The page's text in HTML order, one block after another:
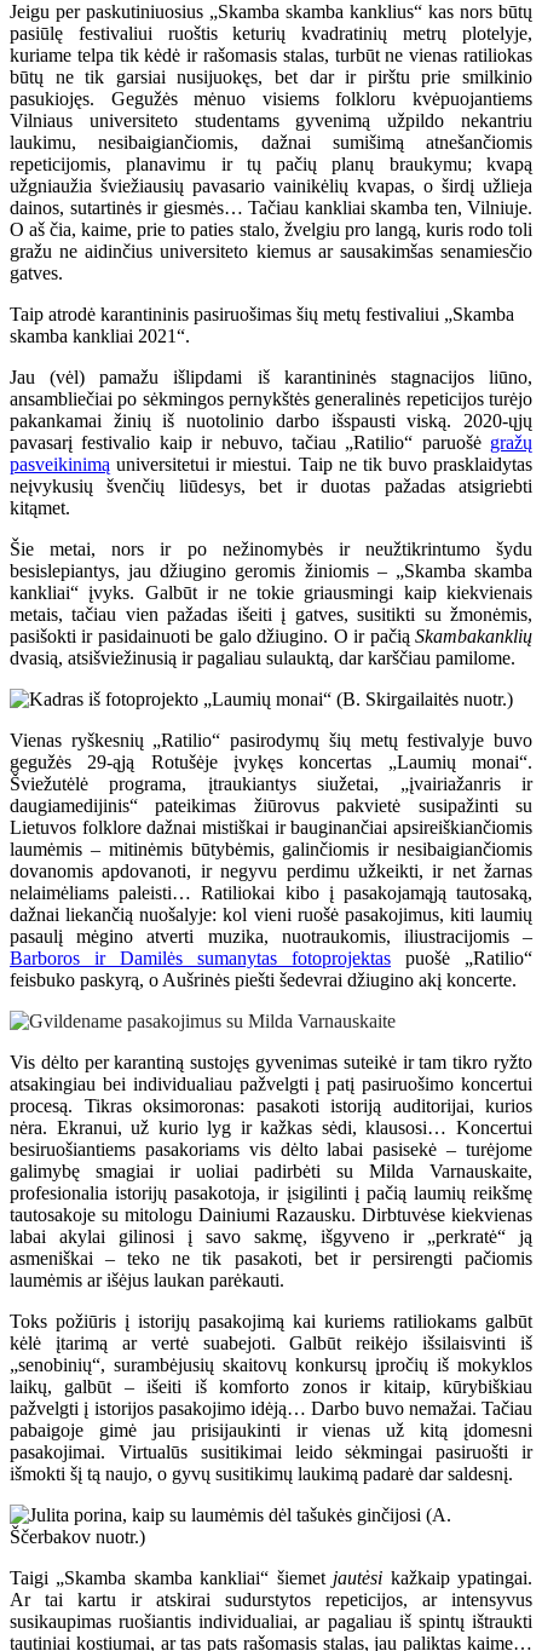
Jeigu per paskutiniuosius „Skamba skamba kanklius“ kas nors būtų
pasiūlę festivaliui ruoštis keturių kvadratinių metrų plotelyje,
kuriame telpa tik kėdė ir rašomasis stalas, turbūt ne vienas ratiliokas
būtų ne tik garsiai nusijuokęs, bet dar ir pirštu prie smilkinio
pasukiojęs. Gegužės mėnuo visiems folkloru kvėpuojantiems
Vilniaus universiteto studentams gyvenimą užpildo nekantriu
laukimu, nesibaigiančiomis, dažnai sumišimą atnešančiomis
repeticijomis, planavimu ir tų pačių planų braukymu; kvapą
užgniaužia šviežiausių pavasario vainikėlių kvapas, o širdį užlieja
dainos, sutartinės ir giesmės… Tačiau kankliai skamba ten, Vilniuje.
O aš čia, kaime, prie to paties stalo, žvelgiu pro langą, kuris rodo toli
gražu ne aidinčius universiteto kiemus ar sausakimšas senamiesčio
gatves.
Taip atrodė karantininis pasiruošimas šių metų festivaliui „Skamba
skamba kankliai 2021“.
Jau (vėl) pamažu išlipdami iš karantininės stagnacijos liūno,
ansambliečiai po sėkmingos pernykštės generalinės repeticijos turėjo
pakankamai žinių iš nuotolinio darbo išspausti viską. 2020-ųjų
pavasarį festivalio kaip ir nebuvo, tačiau „Ratilio“ paruošė gražų
pasveikinimą universitetui ir miestui. Taip ne tik buvo prasklaidytas
neįvykusių švenčių liūdesys, bet ir duotas pažadas atsigriebti
kitąmet.
Šie metai, nors ir po nežinomybės ir neužtikrintumo šydu
besislepiantys, jau džiugino geromis žiniomis – „Skamba skamba
kankliai“ įvyks. Galbūt ir ne tokie griausmingi kaip kiekvienais
metais, tačiau vien pažadas išeiti į gatves, susitikti su žmonėmis,
pasišokti ir pasidainuoti be galo džiugino. O ir pačią Skambakanklių
dvasią, atsišviežinusią ir pagaliau sulauktą, dar karščiau pamilome.
Vienas ryškesnių „Ratilio“ pasirodymų šių metų festivalyje buvo
gegužės 29-ąją Rotušėje įvykęs koncertas „Laumių monai“.
Šviežutėlė programa, įtraukiantys siužetai, „įvairiažanris ir
daugiamedijinis“ pateikimas žiūrovus pakvietė susipažinti su
Lietuvos folklore dažnai mistiškai ir bauginančiai apsireiškiančiomis
laumėmis – mitinėmis būtybėmis, galinčiomis ir nesibaigiančiomis
dovanomis apdovanoti, ir negyvu perdimu užkeikti, ir net žarnas
nelaimėliams paleisti… Ratiliokai kibo į pasakojamąją tautosaką,
dažnai liekančią nuošalyje: kol vieni ruošė pasakojimus, kiti laumių
pasaulį mėgino atverti muzika, nuotraukomis, iliustracijomis –
Barboros ir Damilės sumanytas fotoprojektas puošė „Ratilio“
feisbuko paskyrą, o Aušrinės piešti šedevrai džiugino akį koncerte.
Vis dėlto per karantiną sustojęs gyvenimas suteikė ir tam tikro ryžto
atsakingiau bei individualiau pažvelgti į patį pasiruošimo koncertui
procesą. Tikras oksimoronas: pasakoti istoriją auditorijai, kurios
nėra. Ekranui, už kurio lyg ir kažkas sėdi, klausosi… Koncertui
besiruošiantiems pasakoriams vis dėlto labai pasisekė – turėjome
galimybę smagiai ir uoliai padirbėti su Milda Varnauskaite,
profesionalia istorijų pasakotoja, ir įsigilinti į pačią laumių reikšmę
tautosakoje su mitologu Dainiumi Razausku. Dirbtuvėse kiekvienas
labai akylai gilinosi į savo sakmę, išgyveno ir „perkratė“ ją
asmeniškai – teko ne tik pasakoti, bet ir persirengti pačiomis
laumėmis ar išėjus laukan parėkauti.
Toks požiūris į istorijų pasakojimą kai kuriems ratiliokams galbūt
kėlė įtarimą ar vertė suabejoti. Galbūt reikėjo išsilaisvinti iš
„senobinių“, surambėjusių skaitovų konkursų įpročių iš mokyklos
laikų, galbūt – išeiti iš komforto zonos ir kitaip, kūrybiškiau
pažvelgti į istorijos pasakojimo idėją… Darbo buvo nemažai. Tačiau
pabaigoje gimė jau prisijaukinti ir vienas už kitą įdomesni
pasakojimai. Virtualūs susitikimai leido sėkmingai pasiruošti ir
išmokti šį tą naujo, o gyvų susitikimų laukimą padarė dar saldesnį.
Taigi „Skamba skamba kankliai“ šiemet jautėsi kažkaip ypatingai.
Ar tai kartu ir atskirai sudurstytos repeticijos, ar intensyvus
susikaupimas ruošiantis individualiai, ar pagaliau iš spintų ištraukti
tautiniai kostiumai, ar tas pats rašomasis stalas, jau paliktas kaime…